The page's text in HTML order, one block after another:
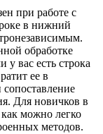
при работе с
в нижний
обработке
у вас есть строка
ее в
Для новичков в
можно легко
методов.